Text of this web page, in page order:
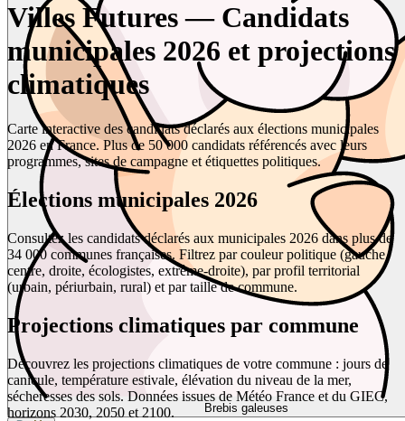
Brebis galeuses
Villes Futures — Candidats
municipales 2026 et projections
climatiques
Carte interactive des candidats déclarés aux élections municipales
2026 en France. Plus de 50 000 candidats référencés avec leurs
programmes, sites de campagne et étiquettes politiques.
Élections municipales 2026
Consultez les candidats déclarés aux municipales 2026 dans plus de
34 000 communes françaises. Filtrez par couleur politique (gauche,
centre, droite, écologistes, extrême-droite), par profil territorial
(urbain, périurbain, rural) et par taille de commune.
Projections climatiques par commune
Découvrez les projections climatiques de votre commune : jours de
canicule, température estivale, élévation du niveau de la mer,
sécheresses des sols. Données issues de Météo France et du GIEC,
horizons 2030, 2050 et 2100.